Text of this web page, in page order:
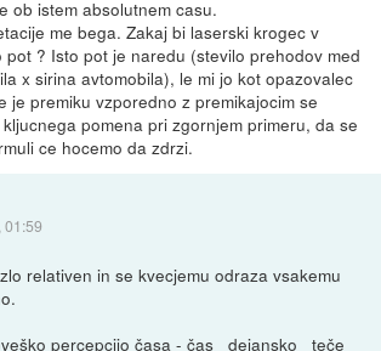
ob istem absolutnem casu.
me bega. Zakaj bi laserski krogec v
pot ? Isto pot je naredu (stevilo prehodov med
x sirina avtomobila), le mi jo kot opazovalec
je premiku vzporedno z premikajocim se
pomena pri zgornjem primeru, da se
ce hocemo da zdrzi.
01:59
relativen in se kvecjemu odraza vsakemu
percepcijo časa - čas _dejansko_ teče